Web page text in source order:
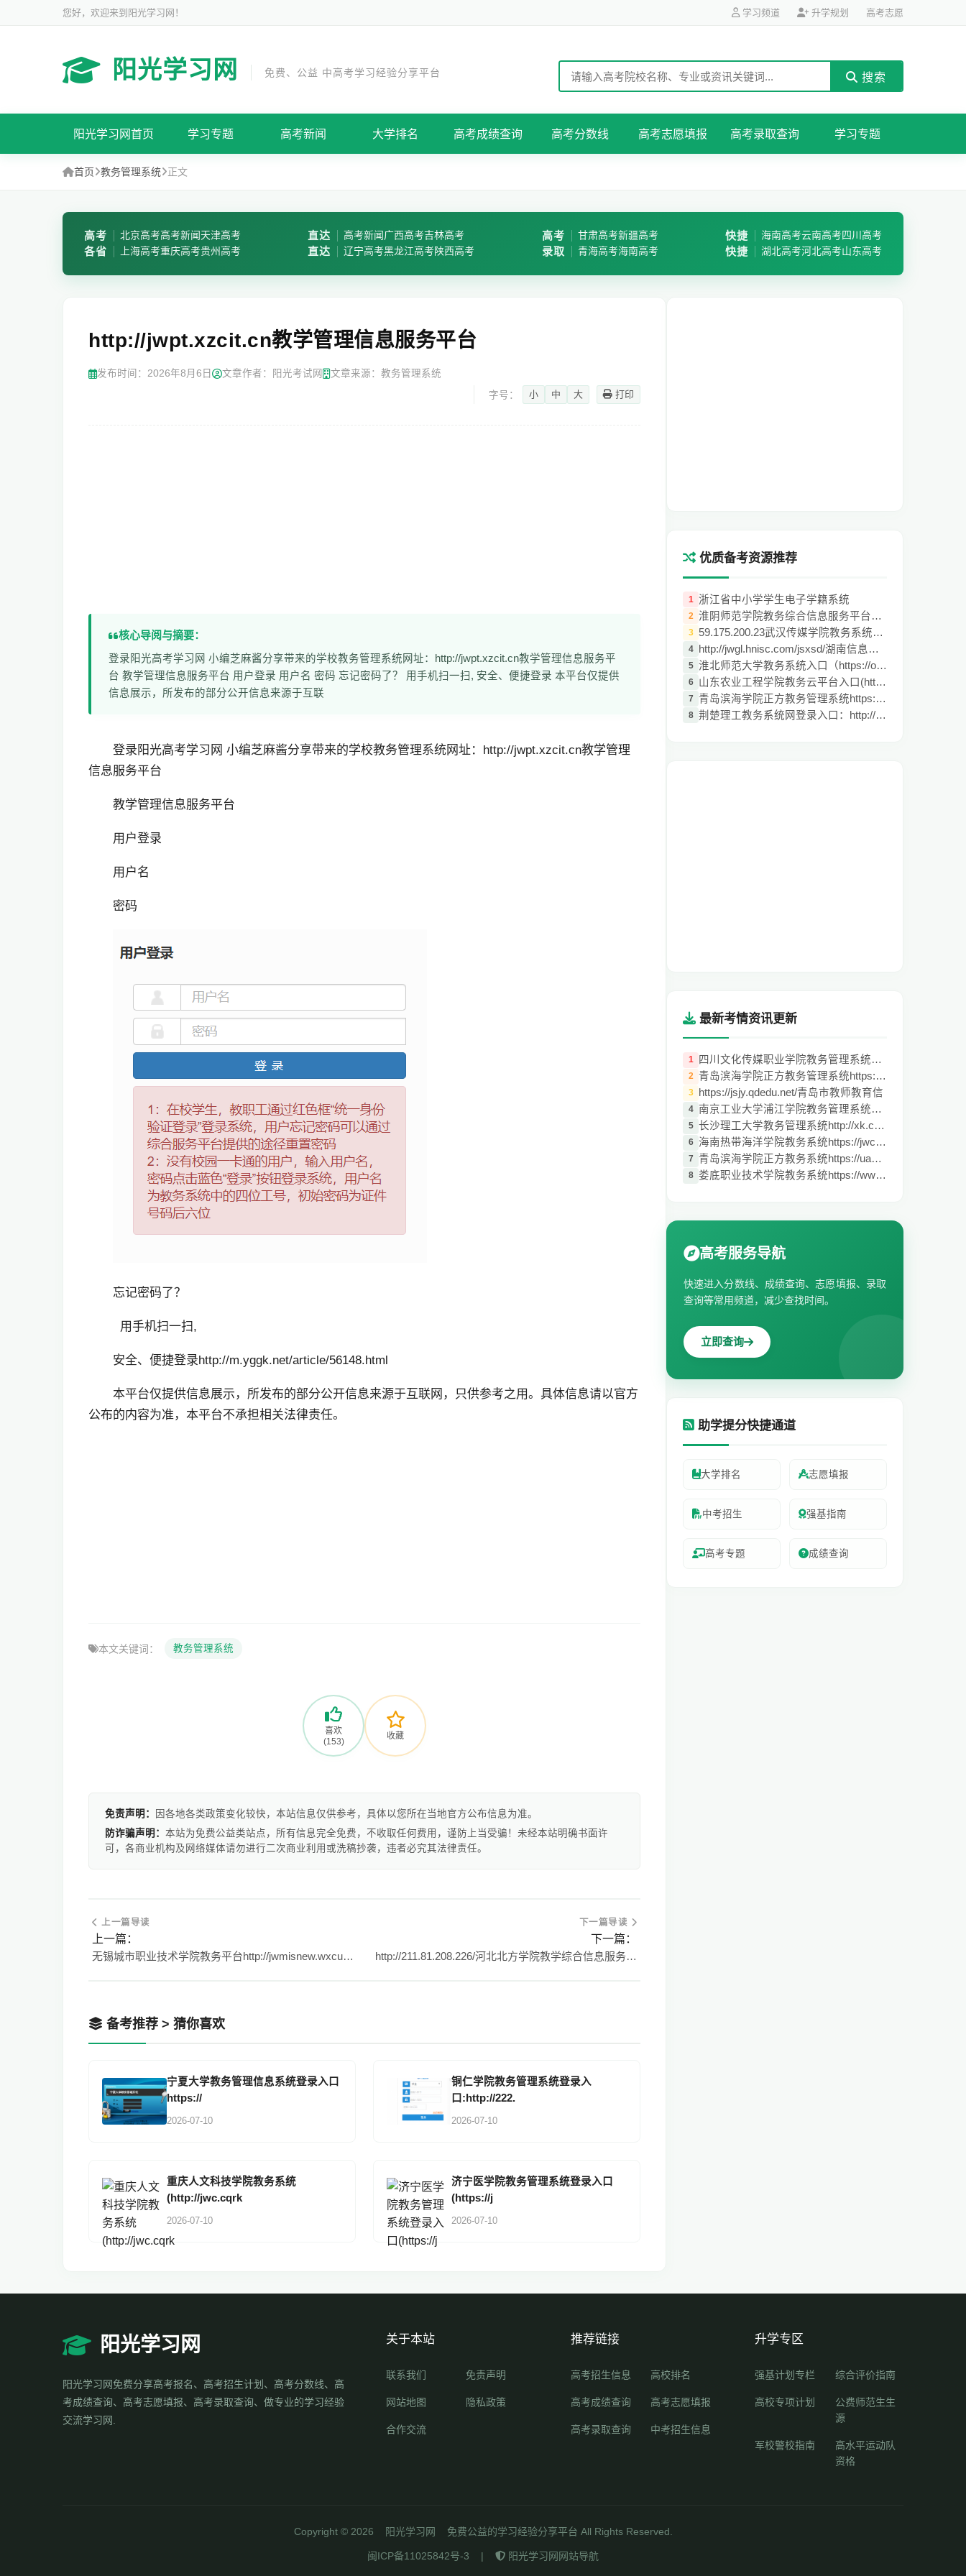
您好，欢迎来到阳光学习网！ 学习频道 升学规划 高考志愿
阳光学习网 免费、公益 中高考学习经验分享平台 搜索
阳光学习网首页 学习专题 高考新闻 大学排名 高考成绩查询 高考分数线 高考志愿填报 高考录取查询 学习专题
首页 教务管理系统 正文
高考 北京高考高考新闻天津高考
各省 上海高考重庆高考贵州高考
直达 高考新闻广西高考吉林高考
直达 辽宁高考黑龙江高考陕西高考
高考 甘肃高考新疆高考
录取 青海高考海南高考
快捷 海南高考云南高考四川高考
快捷 湖北高考河北高考山东高考
http://jwpt.xzcit.cn教学管理信息服务平台
发布时间： 2026年8月6日 文章作者：阳光考试网
文章来源：教务管理系统
字号：
小 中 大 打印
核心导阅与摘要：
登录阳光高考学习网 小编芝麻酱分享带来的学校教务管理系统网址：http://jwpt.xzcit.cn教学管理信息服务平
台 教学管理信息服务平台 用户登录 用户名 密码 忘记密码了？ 用手机扫一扫, 安全、便捷登录 本平台仅提供
信息展示，所发布的部分公开信息来源于互联
登录阳光高考学习网 小编芝麻酱分享带来的学校教务管理系统网址：http://jwpt.xzcit.cn教学管理
信息服务平台
教学管理信息服务平台
用户登录
用户名
密码
忘记密码了？
用手机扫一扫,
安全、便捷登录http://m.yggk.net/article/56148.html
本平台仅提供信息展示，所发布的部分公开信息来源于互联网，只供参考之用。具体信息请以官方
公布的内容为准，本平台不承担相关法律责任。
本文关键词： 教务管理系统
喜欢
(153)
收藏
免责声明：
因各地各类政策变化较快，本站信息仅供参考，具体以您所在当地官方公布信息为准。
防诈骗声明： 本站为免费公益类站点，所有信息完全免费，不收取任何费用，谨防上当受骗！未经本站明确书面许
可，各商业机构及网络媒体请勿进行二次商业利用或洗稿抄袭，违者必究其法律责任。
上一篇导读
上一篇：
无锡城市职业技术学院教务平台http://jwmisnew.wxcu.edu.cn:8080/wxcsjw
下一篇导读
下一篇：
http://211.81.208.226/河北北方学院教学综合信息服务平台
备考推荐 > 猜你喜欢
宁夏大学教务管理信息系统登录入口
https://
2026-07-10
铜仁学院教务管理系统登录入
口:http://222.
2026-07-10
重庆人文科技学院教务系统
(http://jwc.cqrk
2026-07-10
济宁医学院教务管理系统登录入口
(https://j
2026-07-10
优质备考资源推荐
1 浙江省中小学学生电子学籍系统
2 淮阴师范学院教务综合信息服务平台http://j
3 59.175.200.23武汉传媒学院教务系统入口
4 http://jwgl.hnisc.com/jsxsd/湖南信息学院
5 淮北师范大学教务系统入口（https://oshall
6 山东农业工程学院教务云平台入口(http://jw
7 青岛滨海学院正方教务管理系统https://uap.
8 荆楚理工教务系统网登录入口：http://jwglx
最新考情资讯更新
1 四川文化传媒职业学院教务管理系统http://1
2 青岛滨海学院正方教务管理系统https://uap.
3 https://jsjy.qdedu.net/青岛市教师教育信
4 南京工业大学浦江学院教务管理系统https://
5 长沙理工大学教务管理系统http://xk.csust.
6 海南热带海洋学院教务系统https://jwc.hnto
7 青岛滨海学院正方教务系统https://uap.qdbh
8 娄底职业技术学院教务系统https://www.ldzy
高考服务导航
快速进入分数线、成绩查询、志愿填报、录取
查询等常用频道，减少查找时间。
立即查询
助学提分快捷通道
大学排名 志愿填报
中考招生 强基指南
高考专题 成绩查询
阳光学习网
阳光学习网免费分享高考报名、高考招生计划、高考分数线、高
考成绩查询、高考志愿填报、高考录取查询、做专业的学习经验
交流学习网.
关于本站
联系我们 免责声明
网站地图 隐私政策
合作交流
推荐链接
高考招生信息 高校排名
高考成绩查询 高考志愿填报
高考录取查询 中考招生信息
升学专区
强基计划专栏 综合评价指南
高校专项计划
公费师范生生
源
军校警校指南
高水平运动队
资格
Copyright © 2026 阳光学习网 免费公益的学习经验分享平台 All Rights Reserved.
闽ICP备11025842号-3 | 阳光学习网网站导航